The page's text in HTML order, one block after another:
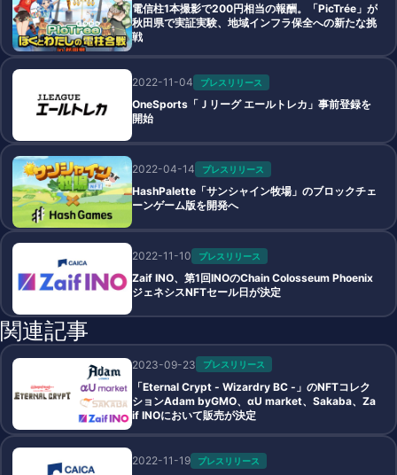
電信柱1本撮影で200円相当の報酬。「PicTrée」が
秋田県で実証実験、地域インフラ保全への新たな挑
戦
2022-11-04 プレスリリース
OneSports「Ｊリーグ エールトレカ」事前登録を
開始
2022-04-14 プレスリリース
HashPalette「サンシャイン牧場」のブロックチェ
ーンゲーム版を開発へ
2022-11-10 プレスリリース
Zaif INO、第1回INOのChain Colosseum Phoenix
ジェネシスNFTセール日が決定
関連記事
2023-09-23 プレスリリース
「Eternal Crypt - Wizardry BC -」のNFTコレク
ションAdam byGMO、αU market、Sakaba、Za
if INOにおいて販売が決定
2022-11-19 プレスリリース